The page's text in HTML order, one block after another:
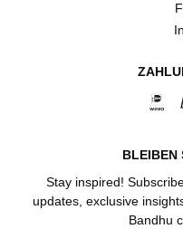
BLEIBEN
Stay inspired!
updates, exclusive
Bandhu